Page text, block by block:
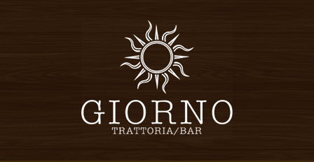
堀江・四ツ橋のイタリアン「イ
タリア食堂ジョルノ～GIORNO
～」のブログ
食堂ジョルノ～GIORNO～」からのお知